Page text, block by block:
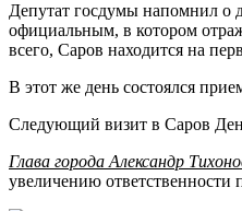
Депутат госдумы напомнил о
официальным, в котором
всего, Саров находится на
В этот же день состоялся
Следующий визит в Саров
Глава города Александр
увеличению ответственности